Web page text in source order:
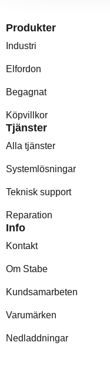
Produkter
Industri
Elfordon
Begagnat
Köpvillkor
Tjänster
Alla tjänster
Systemlösningar
Teknisk support
Reparation
Info
Kontakt
Om Stabe
Kundsamarbeten
Varumärken
Nedladdningar